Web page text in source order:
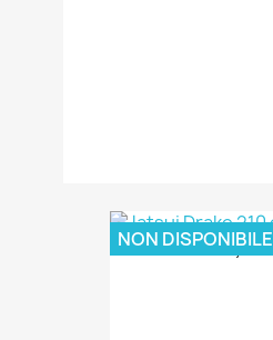
15,00 €
NON DISPONIBILE